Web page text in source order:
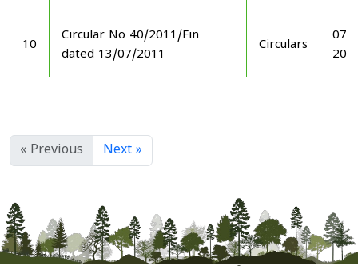
10
Circular No 40/2011/Fin
dated 13/07/2011
Circulars
07-
« Previous Next »